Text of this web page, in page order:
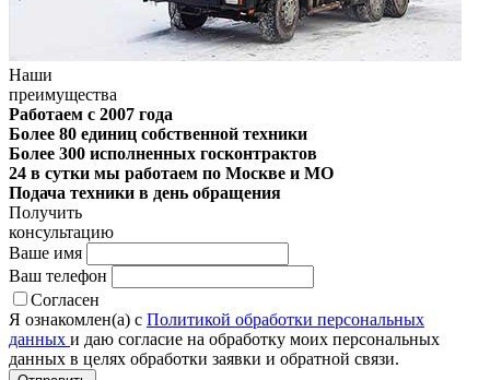
Наши
преимущества
Работаем с 2007 года
Более 80 единиц собственной техники
Более 300 исполненных госконтрактов
24 в сутки мы работаем по Москве и МО
Подача техники в день обращения
Получить
консультацию
Ваше имя
Ваш телефон
Согласен
Я ознакомлен(а) с Политикой обработки персональных
данных и даю согласие на обработку моих персональных
данных в целях обработки заявки и обратной связи.